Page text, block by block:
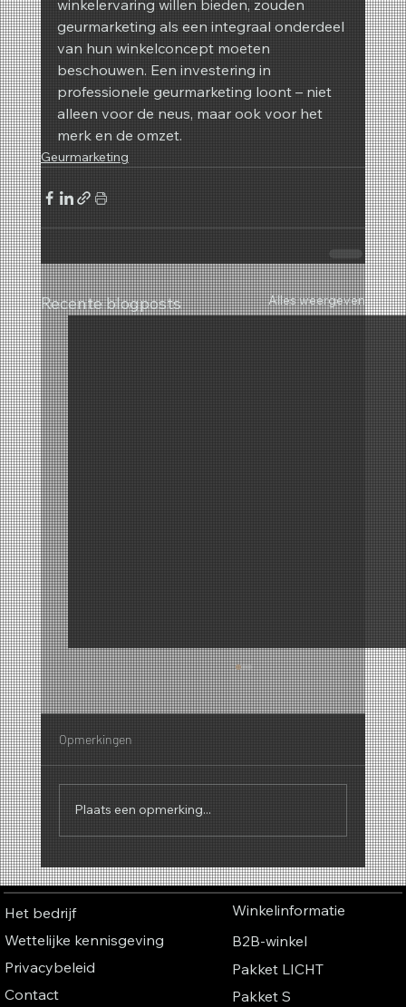
winkelervaring willen bieden, zouden
geurmarketing als een integraal onderdeel
van hun winkelconcept moeten
beschouwen. Een investering in
professionele geurmarketing loont – niet
alleen voor de neus, maar ook voor het
merk en de omzet.
Geurmarketing
Recente blogposts Alles weergeven
Waarom geuren een geluid hebben – De
fascinerende connectie tussen parfum,
Opmerkingen
Plaats een opmerking...
Het bedrijf
Wettelijke kennisgeving
Privacybeleid
Contact
Winkelinformatie
B2B-winkel
Pakket LICHT
Pakket S